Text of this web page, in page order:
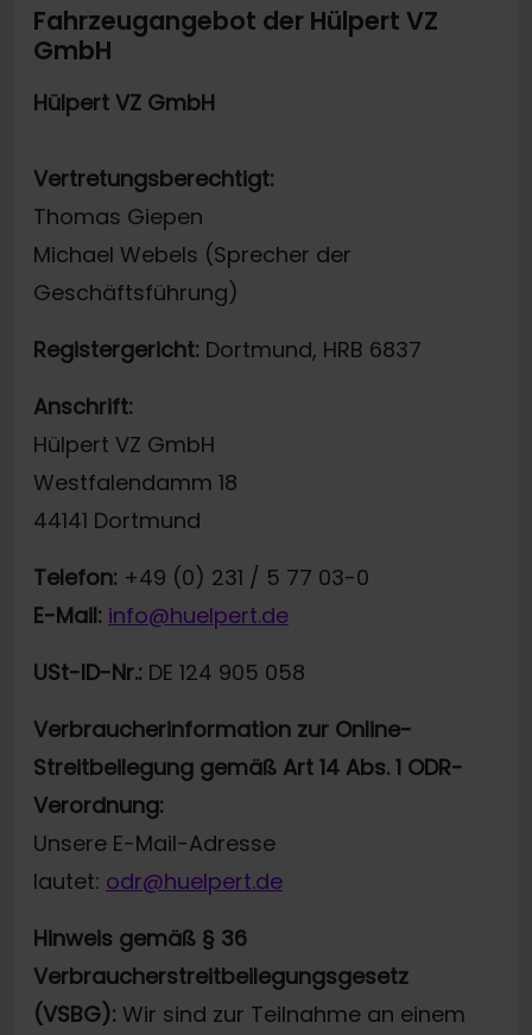
Fahrzeugangebot der Hülpert VZ
GmbH
Hülpert VZ GmbH
Vertretungsberechtigt:
Thomas Giepen
Michael Webels (Sprecher der
Geschäftsführung)
Registergericht: Dortmund, HRB 6837
Anschrift:
Hülpert VZ GmbH
Westfalendamm 18
44141 Dortmund
Telefon: +49 (0) 231 / 5 77 03-0
E-Mail: info@huelpert.de
USt-ID-Nr.: DE 124 905 058
Verbraucherinformation zur Online-
Streitbeilegung gemäß Art 14 Abs. 1 ODR-
Verordnung:
Unsere E-Mail-Adresse
lautet: odr@huelpert.de
Hinweis gemäß § 36
Verbraucherstreitbeilegungsgesetz
(VSBG): Wir sind zur Teilnahme an einem